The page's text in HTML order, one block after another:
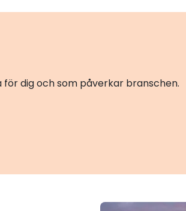
tillkännagett
till
är
dig och som påverkar branschen.